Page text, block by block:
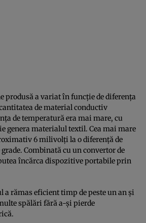
produsă a variat în funcție de diferența
de material conductiv
de temperatură era mai mare, cu
genera materialul textil. Cea mai mare
6 milivolți la o diferență de
Combinată cu un convertor de
încărca dispozitive portabile prin
a rămas eficient timp de peste un an și
spălări fără a-și pierde